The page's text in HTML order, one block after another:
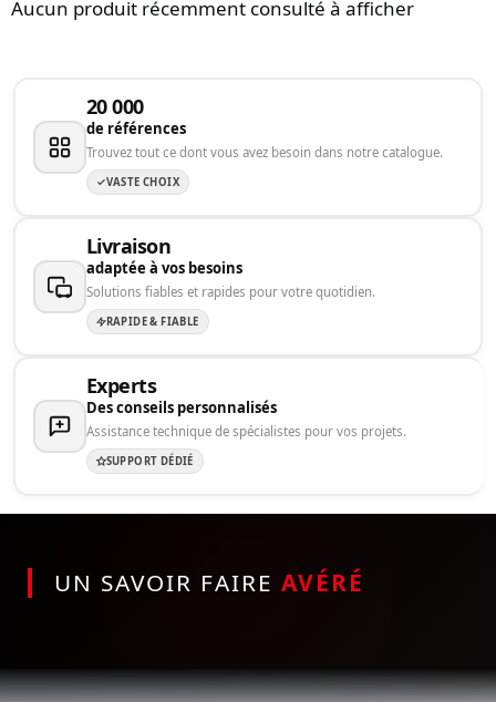
Aucun produit récemment consulté à afficher
20 000
de références
Trouvez tout ce dont vous avez besoin dans notre catalogue.
VASTE CHOIX
Livraison
adaptée à vos besoins
Solutions fiables et rapides pour votre quotidien.
RAPIDE & FIABLE
Experts
Des conseils personnalisés
Assistance technique de spécialistes pour vos projets.
SUPPORT DÉDIÉ
UN SAVOIR FAIRE AVÉRÉ